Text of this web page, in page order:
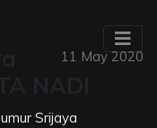
11 May 2020
Srijaya